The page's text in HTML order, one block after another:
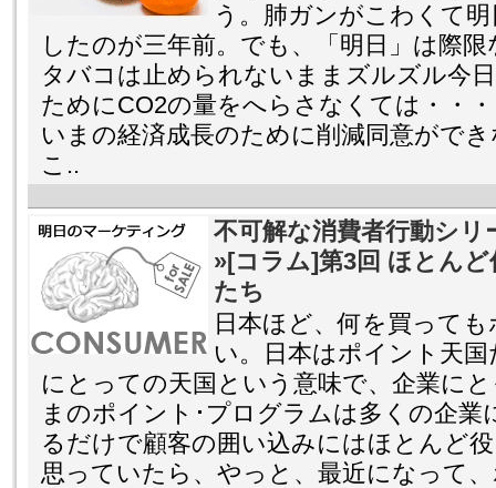
う。肺ガンがこわくて
したのが三年前。でも、「明日」は際
タバコは止められないままズルズル今
ためにCO2の量をへらさなくては・・
いまの経済成長のために削減同意がで
こ..
不可解な消費者行動シリ
»[コラム]第3回 ほとん
たち
日本ほど、何を買って
い。日本はポイント天
にとっての天国という意味で、企業に
まのポイント･プログラムは多くの企業
るだけで顧客の囲い込みにはほとんど
思っていたら、やっと、最近になって